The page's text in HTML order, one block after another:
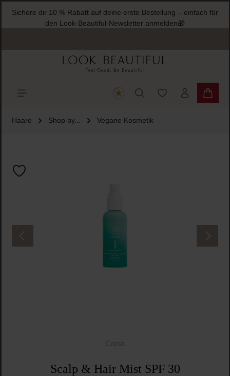
springen
Sichere dir 10 % Rabatt auf deine erste Bestellung – einfach für
den Look-Beautiful-Newsletter anmelden🎁
Du hast 0
Haare Shop by... Vegane Kosmetik
Coola
Scalp & Hair Mist SPF 30